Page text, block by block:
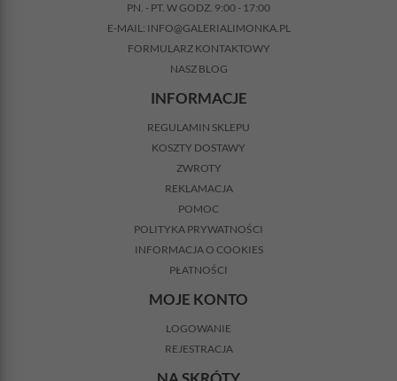
PN. - PT. W GODZ. 9:00 - 17:00
E-MAIL: INFO@GALERIALIMONKA.PL
FORMULARZ KONTAKTOWY
NASZ BLOG
INFORMACJE
REGULAMIN SKLEPU
KOSZTY DOSTAWY
ZWROTY
REKLAMACJA
POMOC
POLITYKA PRYWATNOŚCI
INFORMACJA O COOKIES
PŁATNOŚCI
MOJE KONTO
LOGOWANIE
REJESTRACJA